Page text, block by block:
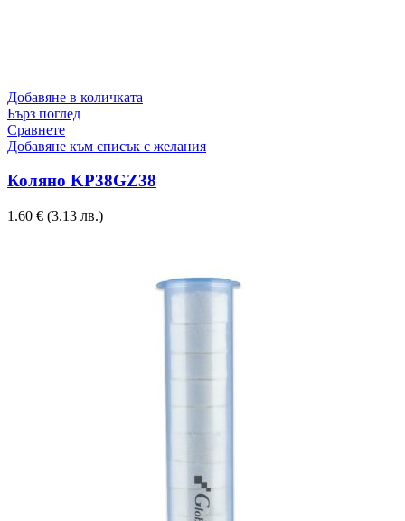
Добавяне в количката
Бърз поглед
Сравнете
Добавяне към списък с желания
Коляно KP38GZ38
1.60 € (3.13 лв.)